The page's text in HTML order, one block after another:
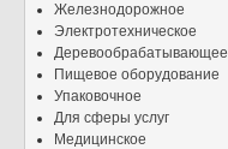
Железнодорожное
Электротехническое
Деревообрабатывающее
Пищевое оборудование
Упаковочное
Для сферы услуг
Медицинское